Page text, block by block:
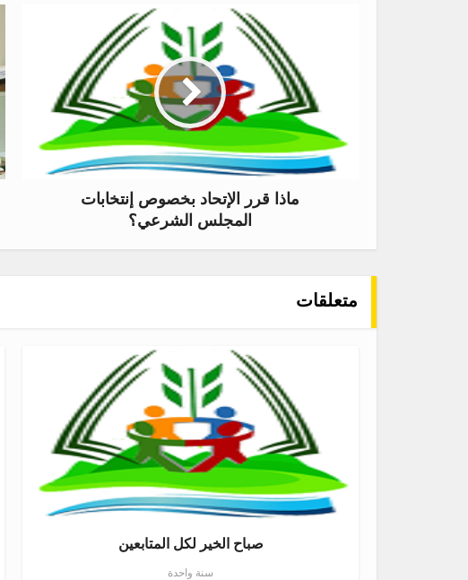
ماذا قرر الإتحاد بخصوص إنتخابات
المجلس الشرعي؟
متعلقات
صباح الخير لكل المتابعين
سنة واحدة